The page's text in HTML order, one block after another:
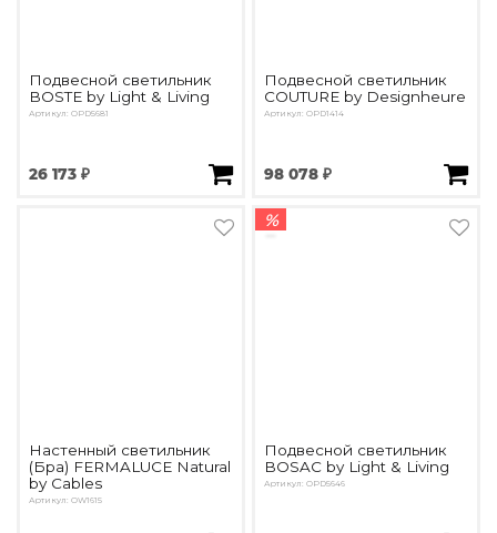
Подвесной светильник
BOSTE by Light & Living
Артикул: OPD5681
26 173 ₽
Подвесной светильник
COUTURE by Designheure
Артикул: OPD1414
98 078 ₽
Настенный светильник
(Бра) FERMALUCE Natural
by Cables
Артикул: OW1615
%
Подвесной светильник
BOSAC by Light & Living
Артикул: OPD5646